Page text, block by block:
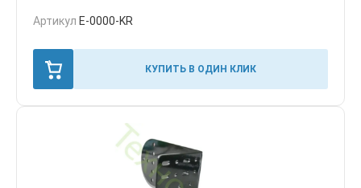
Артикул E-0000-KR
КУПИТЬ В ОДИН КЛИК